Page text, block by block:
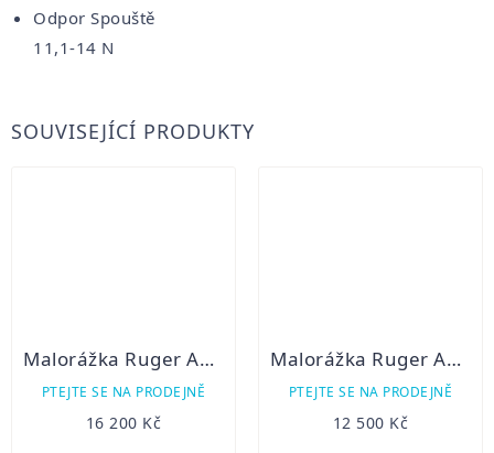
Odpor Spouště
11,1-14 N
SOUVISEJÍCÍ PRODUKTY
Malorážka Ruger American Rimfire Camo
PTEJTE SE NA PRODEJNĚ
16 200 Kč
Malorážka Ruger American Rimfire Standard
PTEJTE SE NA PRODEJNĚ
12 500 Kč